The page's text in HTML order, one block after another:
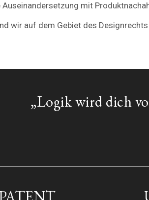
Auseinandersetzung mit
wir auf dem Gebiet des
„Logik wird dich